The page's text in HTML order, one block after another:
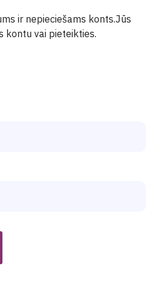
ir nepieciešams konts.Jūs
kontu vai pieteikties.